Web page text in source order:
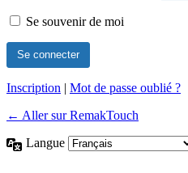
Se souvenir de moi
Inscription | Mot de passe oublié ?
← Aller sur RemakTouch
Langue